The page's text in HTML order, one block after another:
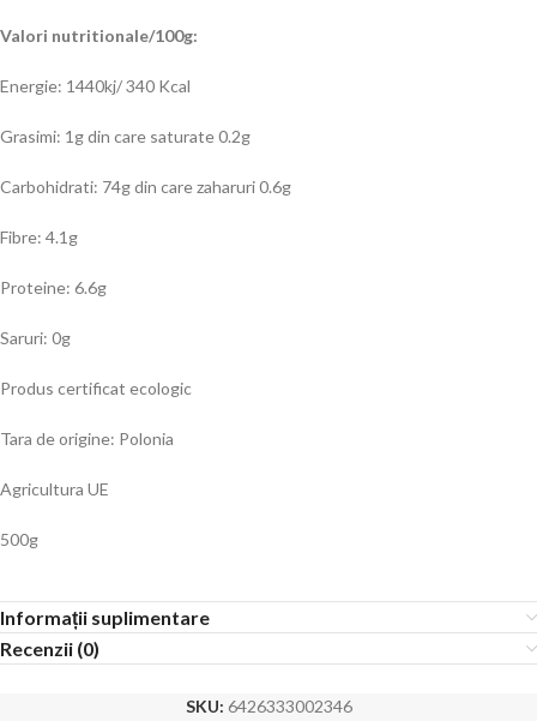
Valori nutritionale/100g:
Energie: 1440kj/ 340 Kcal
Grasimi: 1g din care saturate 0.2g
Carbohidrati: 74g din care zaharuri 0.6g
Fibre: 4.1g
Proteine: 6.6g
Saruri: 0g
Produs certificat ecologic
Tara de origine: Polonia
Agricultura UE
500g
Informații suplimentare
Recenzii (0)
SKU: 6426333002346